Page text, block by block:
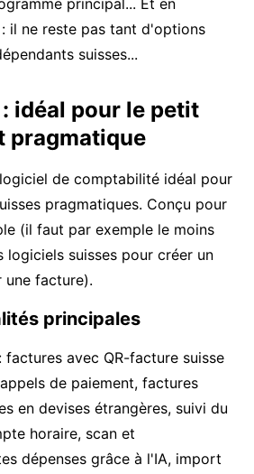
principal... Et en
il ne reste pas tant d'options
suisses...
idéal pour le petit
pragmatique
logiciel de comptabilité idéal pour
pragmatiques. Conçu pour
(il faut par exemple le moins
logiciels suisses pour créer un
facture).
principales
factures avec QR-facture suisse
de paiement, factures
en devises étrangères, suivi du
horaire, scan et
dépenses grâce à l'IA, import